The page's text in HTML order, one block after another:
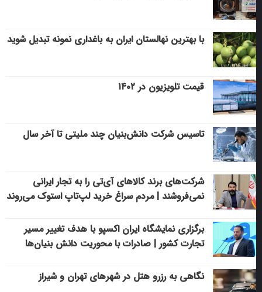
با بهترین نهالستان ایران به باغداری نمونه تبدیل شوید
قیمت تلویزیون در ۱۴۰۲
تاسیس شرکت دانش‌بنیان چند ملیتی تا آخر سال
شرکت‌های برند کالاهای آی‌تی را به تجار ایرانی
نمی‌فروشند | مردم سراغ خرید لپ‌تاپ استوک می‌روند
برگزاری نمایشگاه ایران اکسپو با هدف تغییر مسیر
تجارت کشور | صادرات با محوریت دانش بنیان‌ها
نگاهی به رزرو هتل در شهرهای تهران و شیراز